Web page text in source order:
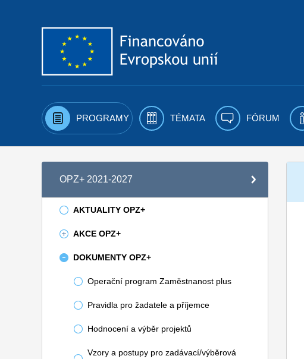
PROGRAMY TÉMATA FÓRUM
OPZ+ 2021-2027
AKTUALITY OPZ+
AKCE OPZ+
DOKUMENTY OPZ+
Operační program Zaměstnanost plus
Pravidla pro žadatele a příjemce
Hodnocení a výběr projektů
Vzory a postupy pro zadávací/výběrová